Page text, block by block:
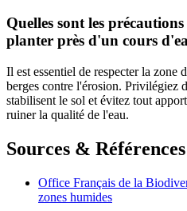
Quelles sont les
planter près d'un cours
Il est essentiel de respecter la zone
berges contre l'érosion. Privilégiez
stabilisent le sol et évitez tout
ruiner la qualité de l'eau.
Sources & Références
Office Français de la
zones humides